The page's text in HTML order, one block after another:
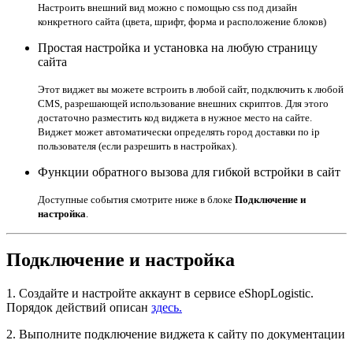
Настроить внешний вид можно с помощью css под дизайн
конкретного сайта (цвета, шрифт, форма и расположение блоков)
Простая настройка и установка на любую страницу
сайта
Этот виджет вы можете встроить в любой сайт, подключить к любой
CMS, разрешающей использование внешних скриптов. Для этого
достаточно разместить код виджета в нужное место на сайте.
Виджет может автоматически определять город доставки по ip
пользователя (если разрешить в настройках).
Функции обратного вызова для гибкой встройки в сайт
Доступные события смотрите ниже в блоке Подключение и
настройка
Подключение и настройка
1. Создайте и настройте аккаунт в сервисе eShopLogistic.
Порядок действий описан здесь.
2. Выполните подключение виджета к сайту по документации